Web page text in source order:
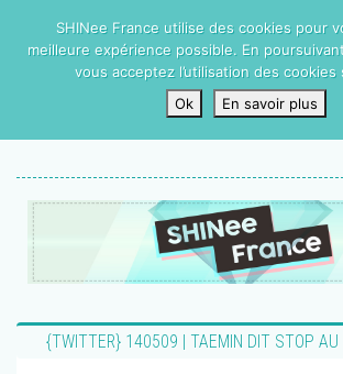
{TWITTER} 140509 | TAEMIN DIT STOP
SHINee France utilise des cookies pour
meilleure expérience possible. En
vous acceptez l’utilisation des cookies
Ok
En savoir plus